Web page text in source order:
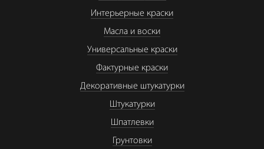
Интерьерные краски
Масла и воски
Универсальные краски
Фактурные краски
Декоративные штукатурки
Штукатурки
Шпатлевки
Грунтовки